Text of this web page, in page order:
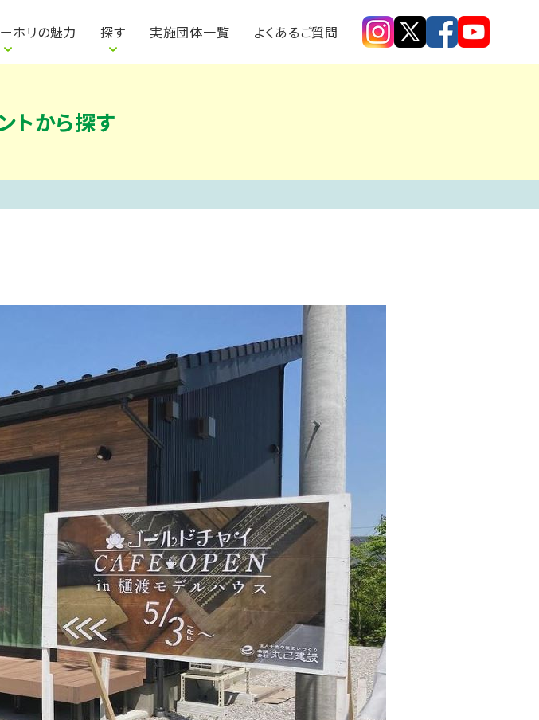
ホリの魅力 探す 実施団体一覧 よくあるご質問
会って何をするの？ ワカモノメンバー取材記事
の声 地域の魅力紹介
探す 地域のイベントから探す
トから探す